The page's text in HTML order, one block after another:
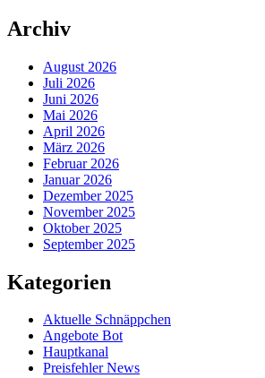
Archiv
August 2026
Juli 2026
Juni 2026
Mai 2026
April 2026
März 2026
Februar 2026
Januar 2026
Dezember 2025
November 2025
Oktober 2025
September 2025
Kategorien
Aktuelle Schnäppchen
Angebote Bot
Hauptkanal
Preisfehler News